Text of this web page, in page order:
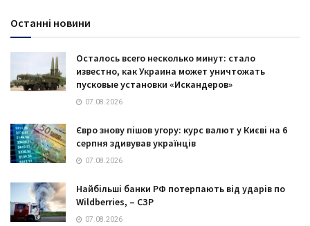
Останні новини
Осталось всего несколько минут: стало
известно, как Украина может уничтожать
пусковые установки «Искандеров»
07.08.2026
Євро знову пішов угору: курс валют у Києві на 6
серпня здивував українців
07.08.2026
Найбільші банки РФ потерпають від ударів по
Wildberries, – СЗР
07.08.2026